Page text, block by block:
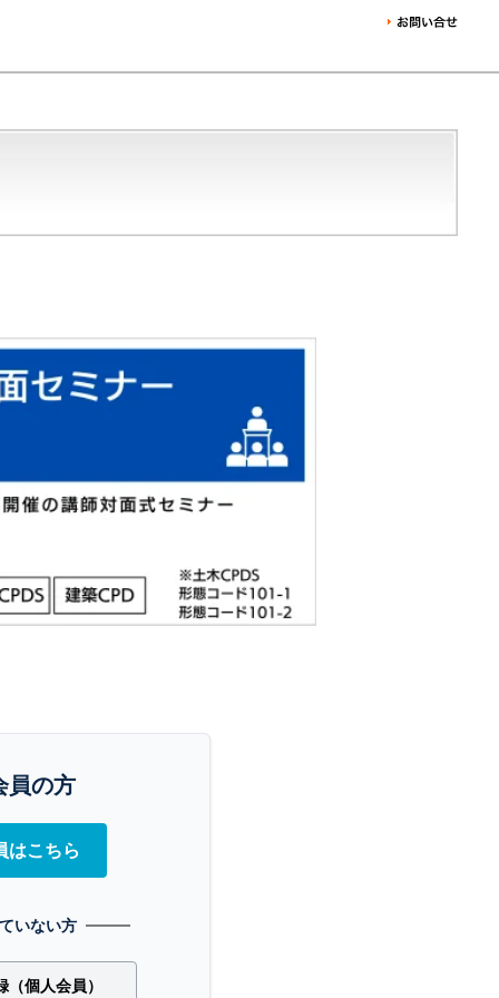
員の方
はこちら
いない方
個人会員）